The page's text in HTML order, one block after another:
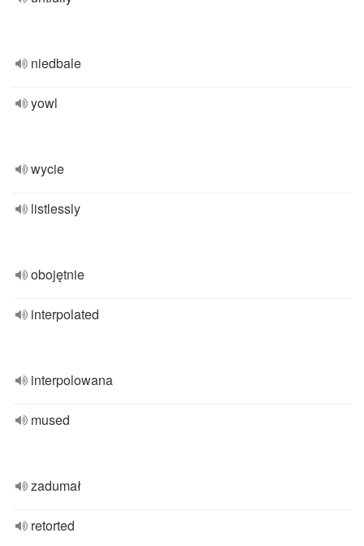
niedbale
yowl
wycie
listlessly
obojętnie
interpolated
interpolowana
mused
zadumał
retorted